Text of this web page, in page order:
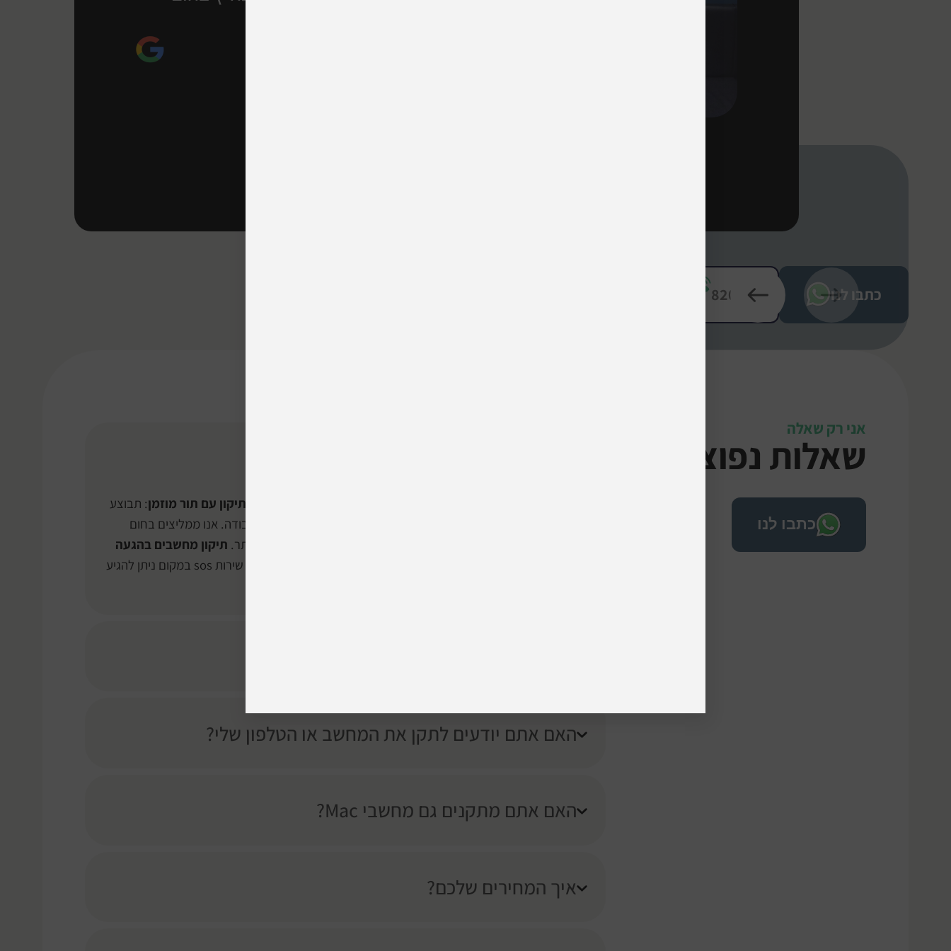
כתבו לנו *8208
אני רק שאלה
שאלות נפוצות
כתבו לנו
תיקון עם תור מוזמן: תבוצע
בדיקה בהתאם למורכבות התקלה ולעומס במעבדה ולא יאוחר מ-3 ימי עבודה. אנו ממליצים בחום
להזמין תור טרם ההגעה, על מנת לקבל את השירות היעיל והאפקטיבי ביותר. תיקון מחשבים בהגעה
אם התיקון שלך דחוף וצריך שירות sos במקום ניתן להגיע
האם אתם יודעים לתקן את המחשב או הטלפון שלי?
האם אתם מתקנים גם מחשבי Mac?
איך המחירים שלכם?